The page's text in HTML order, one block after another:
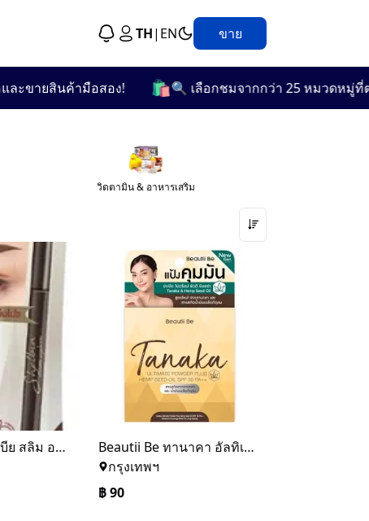
TH| EN ขาย
มือสอง! 🛍️🔍 เลือกชมจากกว่า 25 หมวดหมู่ที่ตรงกับความ
วิตตามิน & อาหารเสริม
Beautii Be เซลเบีย สลิม อายโบร์ว สีน้ำตาลเข้ม เขียนคิ้ว
Beautii Be ทานาคา อัลทิเมท พาวเดอร์ พลัส hemp ออยล์ เอส พี เอฟ 30 พีเอ ++
กรุงเทพฯ
฿90